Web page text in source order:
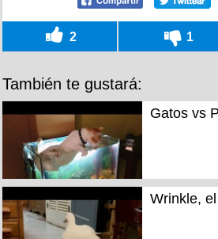
2 1
También te gustará:
Gatos vs
Wrinkle,